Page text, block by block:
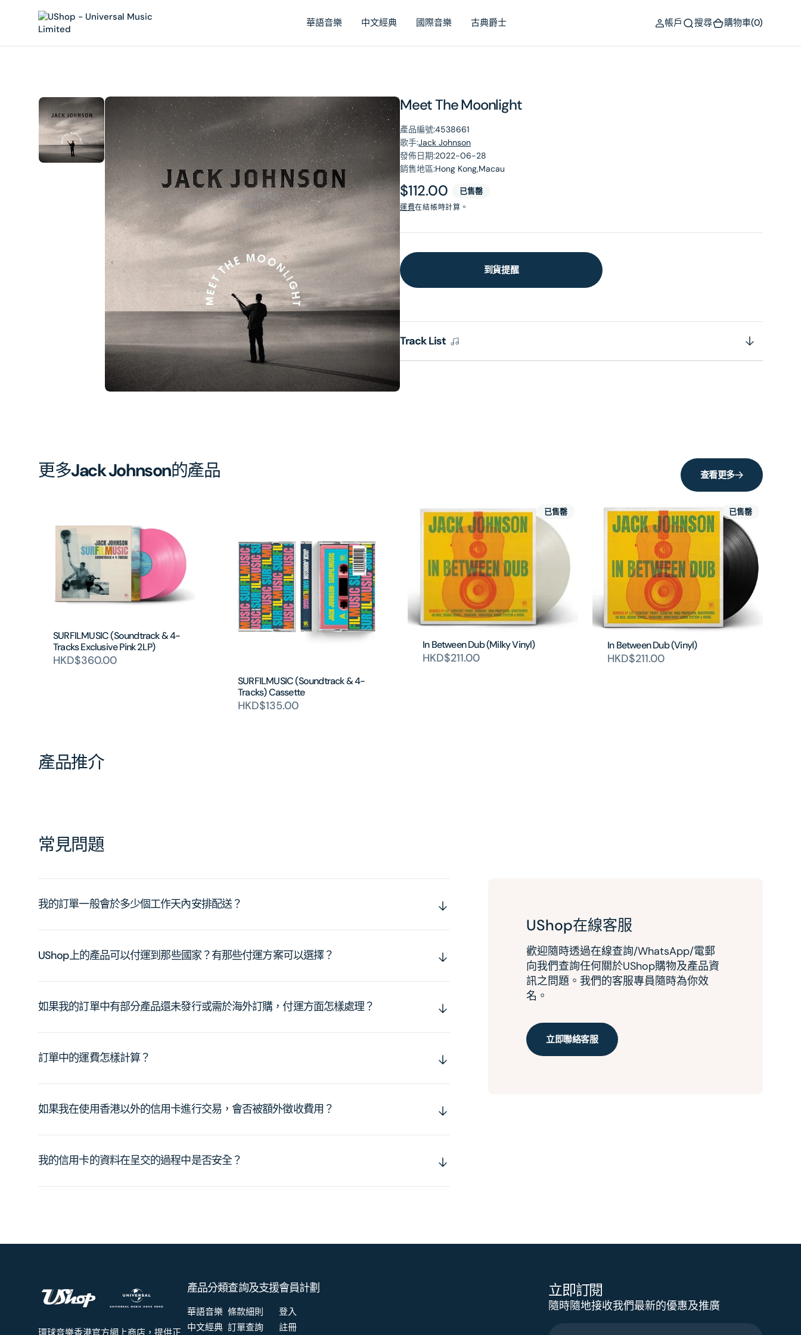
華語音樂 中文經典 國際音樂 古典爵士 帳戶 搜尋 購物車(0)
Meet The Moonlight
產品編號:4538661
歌手:Jack Johnson
發佈日期:2022-06-28
銷售地區:Hong Kong,Macau
原
價
$112.00 已售罄
運費在結帳時計算。
到貨提醒
Track List
在
相
簿
中
開
啟
第
1
張
圖
更多Jack Johnson的產品 查看更多
SURFILMUSIC (Soundtrack & 4-
Tracks Exclusive Pink 2LP)
HKD$360.00
SURFILMUSIC (Soundtrack & 4-
Tracks) Cassette
HKD$135.00
In Between Dub (Milky Vinyl)
HKD$211.00
已售罄
In Between Dub (Vinyl)
HKD$211.00
已售罄
產品推介
常見問題
我的訂單一般會於多少個工作天內安排配送？
UShop上的產品可以付運到那些國家？有那些付運方案可以選擇？
如果我的訂單中有部分產品還未發行或需於海外訂購，付運方面怎樣處理？
訂單中的運費怎樣計算？
如果我在使用香港以外的信用卡進行交易，會否被額外徵收費用？
我的信用卡的資料在呈交的過程中是否安全？
UShop在線客服
歡迎隨時透過在線查詢/WhatsApp/電郵
向我們查詢任何關於UShop購物及產品資
訊之問題。我們的客服專員隨時為你效
名。
立即聯絡客服
產品分類
華語音樂
中文經典
查詢及支援
條款細則
訂單查詢
會員計劃
登入
註冊
立即訂閱
隨時隨地接收我們最新的優惠及推廣